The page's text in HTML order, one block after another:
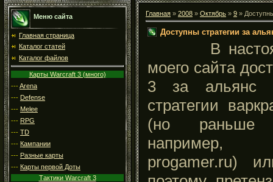
Меню сайта
Главная страница
Каталог статей
Каталог файлов
Карты Warcraft 3 (много)
---Arena
--- Defense
--- Melee
--- RPG
--- TD
--- Кампании
--- Разные карты
--- Карты первой Доты
Тактики Warcraft 3
Главная » 2008 » Октябрь » 9 »
Доступны стратегии за
В
моего сайта
3 за альянс
стратегии
(но раньше
например,
progamer.ru)